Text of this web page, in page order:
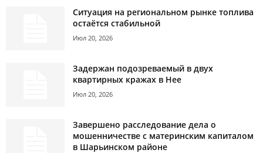
Ситуация на региональном рынке топлива
остаётся стабильной
Июл 20, 2026
Задержан подозреваемый в двух
квартирных кражах в Нее
Июл 20, 2026
Завершено расследование дела о
мошенничестве с материнским капиталом
в Шарьинском районе